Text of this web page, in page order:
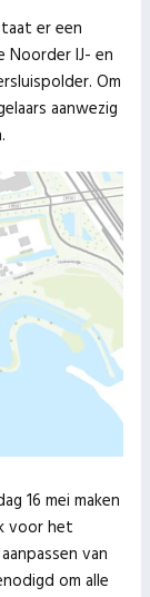
er een
IJ- en
Om
aanwezig
16 mei maken
voor het
van
om alle